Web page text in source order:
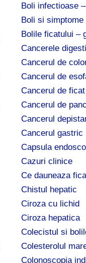
Boli infectioase
Boli si simptome
Bolile ficatului –
Cancerele
Cancerul de
Cancerul de
Cancerul de ficat
Cancerul de
Cancerul
Cancerul gastric
Capsula
Cazuri clinice
Ce dauneaza
Chistul hepatic
Ciroza cu lichid
Ciroza hepatica
Colecistul si
Colesterolul
Colonoscopia